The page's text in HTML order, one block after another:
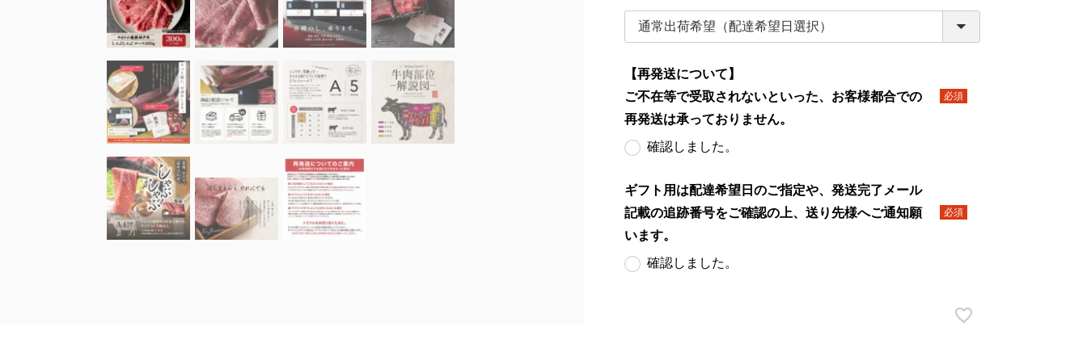
【再発送について】
ご不在等で受取されないといった、お客様都合での
再発送は承っておりません。
確認しました。
ギフト用は配達希望日のご指定や、発送完了メール
記載の追跡番号をご確認の上、送り先様へご通知願
います。
確認しました。